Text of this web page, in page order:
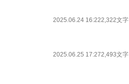
2025.06.24 16:222,322文字
2025.06.25 17:272,493文字